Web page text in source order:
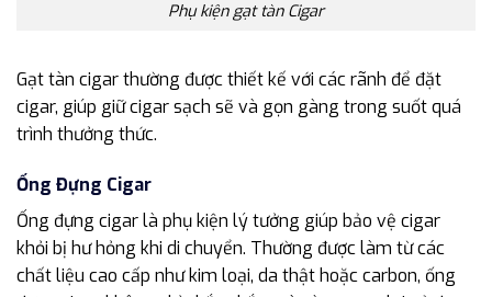
Phụ kiện gạt tàn Cigar
Gạt tàn cigar thường được thiết kế với các rãnh để đặt
cigar, giúp giữ cigar sạch sẽ và gọn gàng trong suốt quá
trình thưởng thức.
Ống Đựng Cigar
Ống đựng cigar là phụ kiện lý tưởng giúp bảo vệ cigar
khỏi bị hư hỏng khi di chuyển. Thường được làm từ các
chất liệu cao cấp như kim loại, da thật hoặc carbon, ống